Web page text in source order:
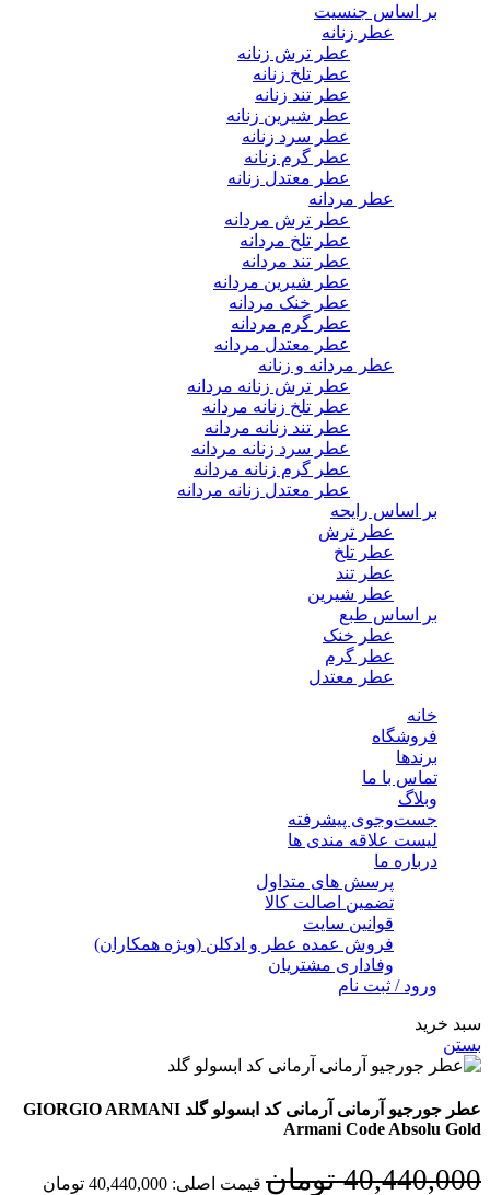
بر اساس جنسیت
عطر زنانه
عطر ترش زنانه
عطر تلخ زنانه
عطر تند زنانه
عطر شیرین زنانه
عطر سرد زنانه
عطر گرم زنانه
عطر معتدل زنانه
عطر مردانه
عطر ترش مردانه
عطر تلخ مردانه
عطر تند مردانه
عطر شیرین مردانه
عطر خنک مردانه
عطر گرم مردانه
عطر معتدل مردانه
عطر مردانه و زنانه
عطر ترش زنانه مردانه
عطر تلخ زنانه مردانه
عطر تند زنانه مردانه
عطر سرد زنانه مردانه
عطر گرم زنانه مردانه
عطر معتدل زنانه مردانه
بر اساس رایحه
عطر ترش
عطر تلخ
عطر تند
عطر شیرین
بر اساس طبع
عطر خنک
عطر گرم
عطر معتدل
خانه
فروشگاه
برندها
تماس با ما
وبلاگ
جست‌وجوی پیشرفته
لیست علاقه مندی ها
درباره ما
پرسش های متداول
تضمین اصالت کالا
قوانین سایت
فروش عمده عطر و ادکلن (ویژه همکاران)
وفاداری مشتریان
ورود / ثبت نام
سبد خرید
بستن
عطر جورجیو آرمانی آرمانی کد ابسولو گلد GIORGIO ARMANI
Armani Code Absolu Gold
40,440,000 تومان قیمت اصلی: 40,440,000 تومان